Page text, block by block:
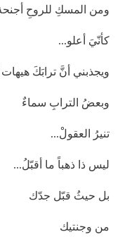
ومن المسكِ للروحِ
كأنّيَ أعلو...
ويجذبني أنَّ ترابَكَ
وبعضُ الترابِ سماءٌ
تنيرُ العقولْ...
ليس ذا ذهباً ما أقبّلُ...
بل حيثُ قبّل جدّك
من وجنتيك